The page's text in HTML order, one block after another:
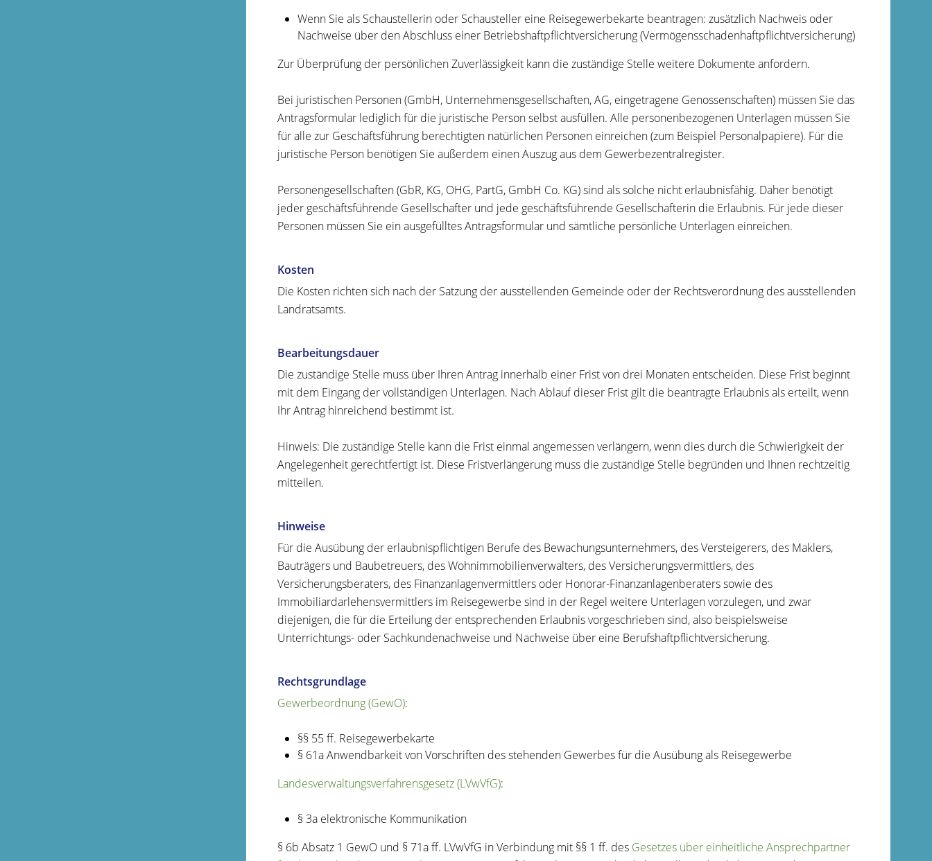
Wenn Sie als Schaustellerin oder Schausteller eine Reisegewerbekarte beantragen: zusätzlich Nachweis oder
Nachweise über den Abschluss einer Betriebshaftpflichtversicherung (Vermögensschadenhaftpflichtversicherung)
Zur Überprüfung der persönlichen Zuverlässigkeit kann die zuständige Stelle weitere Dokumente anfordern.
Bei juristischen Personen (GmbH, Unternehmensgesellschaften, AG, eingetragene Genossenschaften) müssen Sie das
Antragsformular lediglich für die juristische Person selbst ausfüllen. Alle personenbezogenen Unterlagen müssen Sie
für alle zur Geschäftsführung berechtigten natürlichen Personen einreichen (zum Beispiel Personalpapiere). Für die
juristische Person benötigen Sie außerdem einen Auszug aus dem Gewerbezentralregister.
Personengesellschaften (GbR, KG, OHG, PartG, GmbH Co. KG) sind als solche nicht erlaubnisfähig. Daher benötigt
jeder geschäftsführende Gesellschafter und jede geschäftsführende Gesellschafterin die Erlaubnis. Für jede dieser
Personen müssen Sie ein ausgefülltes Antragsformular und sämtliche persönliche Unterlagen einreichen.
Kosten
Die Kosten richten sich nach der Satzung der ausstellenden Gemeinde oder der Rechtsverordnung des ausstellenden
Landratsamts.
Bearbeitungsdauer
Die zuständige Stelle muss über Ihren Antrag innerhalb einer Frist von drei Monaten entscheiden. Diese Frist beginnt
mit dem Eingang der vollständigen Unterlagen. Nach Ablauf dieser Frist gilt die beantragte Erlaubnis als erteilt, wenn
Ihr Antrag hinreichend bestimmt ist.
Hinweis: Die zuständige Stelle kann die Frist einmal angemessen verlängern, wenn dies durch die Schwierigkeit der
Angelegenheit gerechtfertigt ist. Diese Fristverlängerung muss die zuständige Stelle begründen und Ihnen rechtzeitig
mitteilen.
Hinweise
Für die Ausübung der erlaubnispflichtigen Berufe des Bewachungsunternehmers, des Versteigerers, des Maklers,
Bauträgers und Baubetreuers, des Wohnimmobilienverwalters, des Versicherungsvermittlers, des
Versicherungsberaters, des Finanzanlagenvermittlers oder Honorar-Finanzanlagenberaters sowie des
Immobiliardarlehensvermittlers im Reisegewerbe sind in der Regel weitere Unterlagen vorzulegen, und zwar
diejenigen, die für die Erteilung der entsprechenden Erlaubnis vorgeschrieben sind, also beispielsweise
Unterrichtungs- oder Sachkundenachweise und Nachweise über eine Berufshaftpflichtversicherung.
Rechtsgrundlage
Gewerbeordnung (GewO):
§§ 55 ff. Reisegewerbekarte
§ 61a Anwendbarkeit von Vorschriften des stehenden Gewerbes für die Ausübung als Reisegewerbe
Landesverwaltungsverfahrensgesetz (LVwVfG):
§ 3a elektronische Kommunikation
§ 6b Absatz 1 GewO und § 71a ff. LVwVfG in Verbindung mit §§ 1 ff. des Gesetzes über einheitliche Ansprechpartner